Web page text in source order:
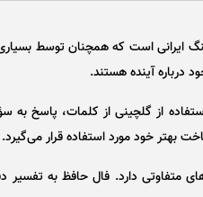
است که همچنان توسط
درباره آینده هستند.
از گلچینی از کلمات، پاسخ به
بهتر خود مورد استفاده قرار می‌گیرد.
دارد. فال حافظ به تفسیر